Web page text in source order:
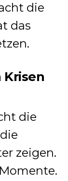
die
das
Krisen
die
zeigen.